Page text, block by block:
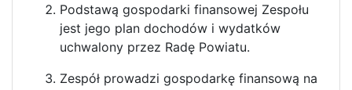
Podstawą gospodarki finansowej Zespołu
jest jego plan dochodów i wydatków
uchwalony przez Radę Powiatu.
Zespół prowadzi gospodarkę finansową na